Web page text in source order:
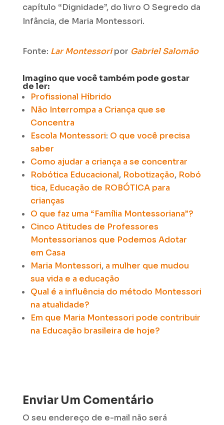
capítulo “Dignidade”, do livro O Segredo da
Infância, de Maria Montessori.
Fonte: Lar Montessoripor Gabriel Salomão
Imagino que você também pode gostar
de ler:
Profissional Híbrido
Não Interrompa a Criança que se
Concentra
Escola Montessori: O que você precisa
saber
Como ajudar a criança a se concentrar
Robótica Educacional, Robotização, Robó
tica, Educação de ROBÓTICA para
crianças
O que faz uma “Família Montessoriana”?
Cinco Atitudes de Professores
Montessorianos que Podemos Adotar
em Casa
Maria Montessori, a mulher que mudou
sua vida e a educação
Qual é a influência do método Montessori
na atualidade?
Em que Maria Montessori pode contribuir
na Educação brasileira de hoje?
Enviar Um Comentário
O seu endereço de e-mail não será